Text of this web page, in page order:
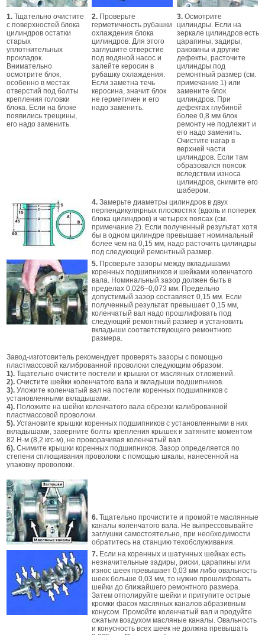
1. Тщательно очистите
с поверхностей блока
цилиндров остатки
старых
уплотнительных
прокладок.
Внимательно
осмотрите блок,
особенно в местах
отверстий под болты
крепления головки
блока. Если на блоке
появились трещины,
его надо заменить.
2. Проверьте
герметичность рубашки
охлаждения блока
цилиндров. Для этого
заглушите отверстие
под водяной насос и
залейте керосин в
рубашку охлаждения.
Если заметна течь
керосина, значит блок
не герметичен и его
надо заменить.
3. Осмотрите
цилиндры. Если на
зеркале цилиндров есть
царапины, задиры,
раковины и другие
дефекты, расточите
цилиндры под
ремонтный размер (см.
примечание 1) или
замените блок
цилиндров. При
дефектах глубиной
более 0,8 мм блок
ремонту не подлежит и
его надо заменить.
Очистите нагар в
верхней части
цилиндров. Если там
образовался поясок
вследствии износа
цилиндров, снимите его
шабером.
4. Замерьте диаметры цилиндров в двух
перпендикулярных плоскостях (вдоль и поперек
блока цилиндров) и четырех поясах (см.
примечание 2). Если полученный результат хотя
бы в одном цилиндре превышает номинальный
более чем на 0,15 мм, надо расточить цилиндры
под следующий ремонтный размер.
5. Проверьте зазоры между вкладышами
коренных подшипников и шейками коленчатого
вала. Номинальный зазор должен быть в
пределах 0,026–0,073 мм. Предельно
допустимый зазор составляет 0,15 мм. Если
полученный результат превышает 0,15 мм,
коленчатый вал надо прошлифовать под
следующий ремонтный размер и установить
вкладыши соответствующего ремонтного
размера.
Завод-изготовитель рекомендует проверять зазоры с помощью
пластмассовой калиброванной проволоки следующим образом:
1). Тщательно очистите постели и крышки от масляных отложений.
2). Очистите шейки коленчатого вала и вкладыши подшипников.
3). Уложите коленчатый вал на постели коренных подшипников с
установленными вкладышами.
4). Положите на шейки коленчатого вала обрезки калиброванной
пластмассовой проволоки.
5). Установите крышки коренных подшипников с установленными в них
вкладышами, заверните болты крепления крышек и затяните моментом
82 Н·м (8,2 кгс·м), не проворачивая коленчатый вал.
6). Снимите крышки коренных подшипников. Зазор определяется по
степени сплющивания проволоки с помощью шкалы, нанесенной на
упаковку проволоки.
6. Тщательно прочистите и промойте маслянные
каналы коленчатого вала. Не выпрессовывайте
заглушки самостоятельно, при необходимости
обратитесь на станцию техобслуживания.
7. Если на коренных и шатунных шейках есть
незначительные задиры, риски, царапины или
износ шеек превышает 0,03 мм либо овальность
шеек больше 0,03 мм, то нужно прошлифовать
шейки до ближайшего ремонтного размера.
Затем отполируйте шейки и притупите острые
кромки фасок масляных каналов абразивным
конусом. Промойте коленчатый вал и продуйте
сжатым воздухом масляные каналы. Овальность
и конусность всех шеек не должна превышать